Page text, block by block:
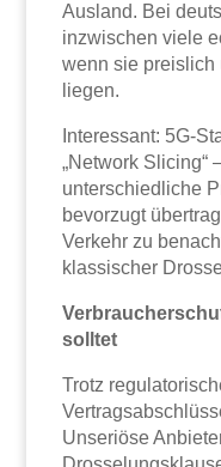
Ausland. Bei
inzwischen viele
wenn sie preislich
liegen.
Interessant: 5G-
„Network Slicing“
unterschiedliche
bevorzugt
Verkehr zu
klassischer
solltet
Trotz
Unseriöse